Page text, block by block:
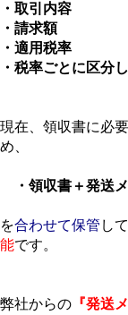
・取引内容
・請求額
・適用税率
・税率ごとに区分
現在、領収書に必
め、
・領収書＋発送
を合わせて保管 し
能です。
弊社からの 『発送